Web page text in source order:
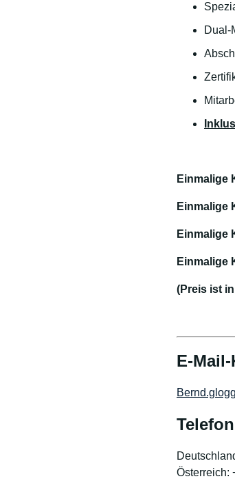
Dual-
Einmalige
Einmalige
Einmalige
Einmalige
(Preis ist
E-
Österreich: